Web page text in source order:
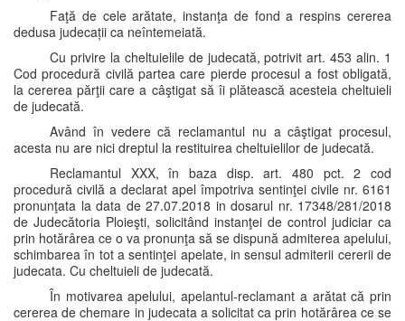
Faţă de cele arătate, instanţa de fond a respins cererea
dedusa judecații ca neîntemeiată.
Cu privire la cheltuielile de judecată, potrivit art. 453 alin. 1
Cod procedură civilă partea care pierde procesul a fost obligată,
la cererea părţii care a câştigat să îi plătească acesteia cheltuieli
de judecată.
Având în vedere că reclamantul nu a câştigat procesul,
acesta nu are nici dreptul la restituirea cheltuielilor de judecată.
Reclamantul XXX, în baza disp. art. 480 pct. 2 cod
procedură civilă a declarat apel împotriva sentinţei civile nr. 6161
pronunţata la data de 27.07.2018 in dosarul nr. 17348/281/2018
de Judecătoria Ploieşti, solicitând instanţei de control judiciar ca
prin hotărârea ce o va pronunţa să se dispună admiterea apelului,
schimbarea în tot a sentinţei apelate, in sensul admiterii cererii de
judecata. Cu cheltuieli de judecată.
În motivarea apelului, apelantul-reclamant a arătat că prin
cererea de chemare in judecata a solicitat ca prin hotărârea ce se